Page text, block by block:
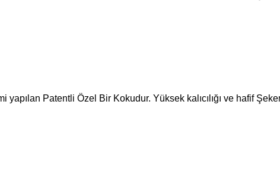
Patentli Özel Bir Kokudur. Yüksek kalıcılığı ve hafif